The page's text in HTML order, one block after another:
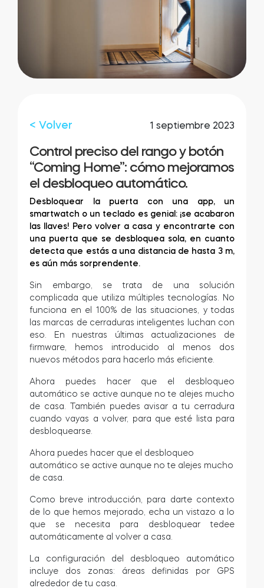
Tedee Bridge
Door Sensor
Cilindro modular europeo Tedee
Adaptadores
Accesorios hogar
Tedee Keypad PRO
Tedee Biometric Module
Módulo de Smart Relé BleBox
LOCALIZADOR DE TIENDAS
INICIAR SESIÓN
COMPRAR AHORA
< Volver 1 septiembre 2023
Control preciso del rango y botón
“Coming Home”: cómo mejoramos
el desbloqueo automático.
Desbloquear la puerta con una app, un
smartwatch o un teclado es genial: ¡se acabaron
las llaves! Pero volver a casa y encontrarte con
una puerta que se desbloquea sola, en cuanto
detecta que estás a una distancia de hasta 3 m,
es aún más sorprendente.
Sin embargo, se trata de una solución
complicada que utiliza múltiples tecnologías. No
funciona en el 100% de las situaciones, y todas
las marcas de cerraduras inteligentes luchan con
eso. En nuestras últimas actualizaciones de
firmware, hemos introducido al menos dos
nuevos métodos para hacerlo más eficiente.
Ahora puedes hacer que el desbloqueo
automático se active aunque no te alejes mucho
de casa. También puedes avisar a tu cerradura
cuando vayas a volver, para que esté lista para
desbloquearse.
Ahora puedes hacer que el desbloqueo
automático se active aunque no te alejes mucho
de casa.
Como breve introducción, para darte contexto
de lo que hemos mejorado, echa un vistazo a lo
que se necesita para desbloquear tedee
automáticamente al volver a casa.
La configuración del desbloqueo automático
incluye dos zonas: áreas definidas por GPS
alrededor de tu casa.